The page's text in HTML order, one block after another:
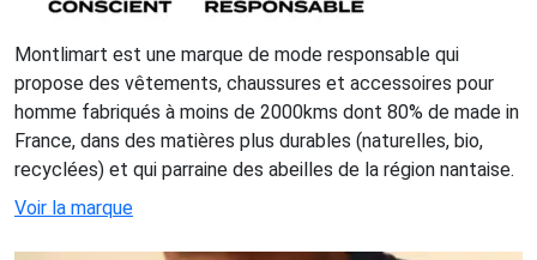
Montlimart est une marque de mode responsable qui
propose des vêtements, chaussures et accessoires pour
homme fabriqués à moins de 2000kms dont 80% de made in
France, dans des matières plus durables (naturelles, bio,
recyclées) et qui parraine des abeilles de la région nantaise.
Voir la marque